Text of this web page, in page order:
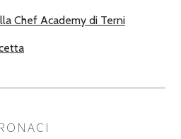
Chef Academy di Terni